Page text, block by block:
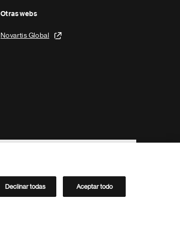
Otras webs
Novartis Global
Directorio de Novartis
Declinar todas Aceptar todo